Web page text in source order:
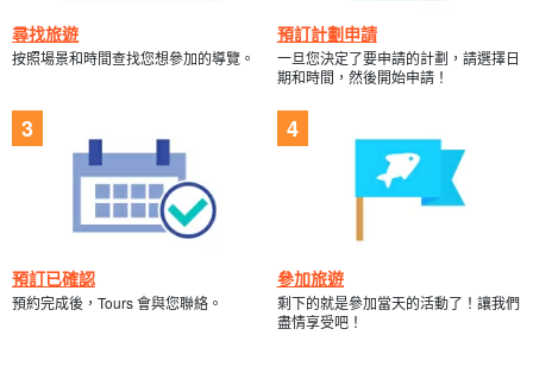
尋找旅遊
按照場景和時間查找您想參加的導覽。
預訂計劃申請
一旦您決定了要申請的計劃，請選擇日
期和時間，然後開始申請！
預訂已確認
預約完成後，Tours 會與您聯絡。
參加旅遊
剩下的就是參加當天的活動了！讓我們
盡情享受吧！